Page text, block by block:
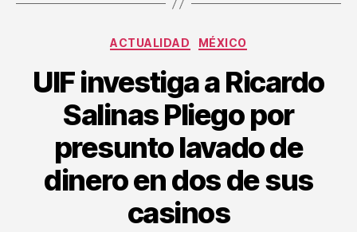
ACTUALIDAD MÉXICO
UIF investiga a Ricardo
Salinas Pliego por
presunto lavado de
dinero en dos de sus
casinos